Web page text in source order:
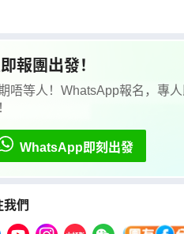
報團出發！
唔等人！WhatsApp報名，專
WhatsApp即刻出發
我們